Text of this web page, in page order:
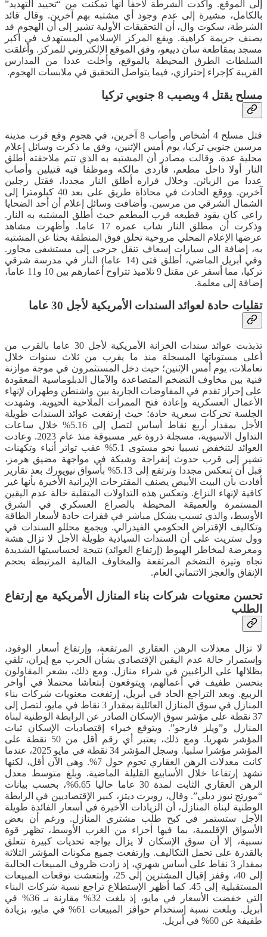
إلى الموقع. وأكدت الشرطة لاحقا أنها تمكنت من “تحييد التهديد”
بالكامل، مشيرة إلى عدم وجود أي مشتبه بهم آخرين. وقال قائد
الشرطة، سكوت وال، أن التحقيقات الأولية تشير إلى أن الهجوم قد
يصنف جريمة كراهية. ويقع المركز الإسلامي المستهدف في أكبر
مسجد بمقاطعة سان دييغو، وفق الموقع الإلكتروني للمركز. وأغلقت
السلطات الطرق المحيطة بالموقع، وأخلت عددا من المدارس
القريبة كإجراء إحترازي، فيما يتواصل التحقيق في ملابسات الهجوم.
مسلح يقتل 4 ويصيب 8 جنوبي تركيا
قتل مسلح 4 أشخاص وأصاب 8 آخرين، في هجوم وقع قرب مدينة
مرسين جنوبي تركيا، يوم أمس الإثنين، وفق ما ذكرت وسائل إعلام
محلية عدة. وقالت مصادر أن المشتبه به الذي تتم ملاحقته أطلق
النار أولا داخل مطعم، فأردى مالكه وموظفا فيه قتيلين وأصاب
عددا من الزبائن. وخلال فراره أطلق النار مجددا، فقتل رجلين
آخرين. ووقع الحادث في محاذاة طريق على بعد 40 كيلومترا إلى
الشمال الشرقي من مرسين. وأضافت وسائل إعلام أن أحد الضحايا
راعي كان يقود قطيعه قرب المطعم حيث أطلق المشتبه به النار.
وذكرت أن مطلق النار شاب عمره 17 عاما. وأظهرت مشاهد
عرضها الإعلام المحلي مروحية تحلق فوق المنطقة بحثا عن المشتبه
به، إضافة الى سيارات إسعاف تنقل جرحى إلى مستشفى مجاور.
وفي أبريل الماضي، أطلق فتى (14 عاما) النار في مدرسة شرقي
تركيا، مما أسفر عن مقتل 9 تلاميذ تتراوح أعمارهم بين 10 و11 عاما،
إضافة إلى معلمة.
تقلبات حادة لعوائد السندات الأمريكية لأجل 30 عاما
تذبذبت عوائد سندات الخزانة الأمريكية لأجل 30 عاما بالقرب من
أعلى مستوياتها المسجلة منذ ما يقرب من ثلاث سنوات خلال
تعاملات، يوم أمس الإثنين؛ حيث دخل المستثمرون في موجة موازنة
فنية بين مخاوف التضخم المتصاعدة والآمال الدبلوماسية المعقودة
على إحراز تقدم في المفاوضات الجارية بين واشنطن وطهران لإنهاء
الأعمال العسكرية وإعادة فتح الممرات الملاحية الحيوية. وشهدت
الجلسة تحركات سعرية حادة؛ حيث إرتفعت عوائد السندات طويلة
الأجل بمقدار أربع نقاط أساس لتصل إلى 5.16% خلال ساعات
التداول الآسيوية، مسجلة ذروة غير مسبوقة منذ عام 2023. وعادت
العوائد لتنخفض نسبيا نحو مستوى 5.1% عقب تواتر أنباء وتكهنات
تشير إلى قرب حدوث إنفراجة وشيكة في مواجهة مضيق هرمز،
قبل أن تنعكس مجددا وترتفع إلى 5.13% بأسواق نيويورك بعد تقارير
أفادت بأن البيت الأبيض يصنف المقترحات الإيرانية الأخيرة بأنها غير
كافية لإنهاء النزاع. وتعكس هذه التداولات المتقلبة حالة عدم اليقين
المستمرة والعميقة المحيطة بالصراع العسكري في الشرق
الأوسط، والذي تسبب بشكل مباشر في قفزات حادة لأسعار الطاقة
وتكاليف الإقتراض الحكومي الفيدرالي. ويجمع محللو السندات في
وول ستريت على أن السندات السيادية طويلة الأجل لا تزال هشة
ومعرضة لمخاطر الهبوط (إرتفاع العوائد) نتيجة لحساسيتها الشديدة
تجاه وتيرة التضخم المرتفعة والمخاوف المالية المرتبطة بحجم
الإنفاق والعجز الائتماني العام.
تحسن معنويات شركات بناء المنازل الأمريكية مع إرتفاع
الطلب
لا تزال معدلات الرهن العقاري المرتفعة، وإرتفاع أسعار الوقود،
وإستمرار حالة عدم اليقين الإقتصادي بشأن الحرب مع إيران، تلقي
بظلالها على الراغبين في شراء منازل. ومع ذلك، يشعر المقاولون
بتحسن طفيف في أعمالهم، ويتوقعون إنتعاشا محتملا في أواخر
الربيع. وبعد التراجع الحاد في أبريل، إرتفعت معنويات شركات بناء
المنازل في سوق المنازل العائلية بمقدار 3 نقاط في مايو، لتصل إلى
37 نقطة على مؤشر سوق الإسكان الصادر عن الرابطة الوطنية لبناة
المنازل و”ويلز فارجو”. ويتوقع خبراء إقتصاديات الإسكان ثبات
المؤشر شهريا. ومع ذلك، يعتبر أي رقم أقل من 50 نقطة على
المؤشر مؤشرا سلبيا. وسجل المؤشر 34 نقطة في مايو 2025، عندما
كانت معدلات الرهن العقاري تحوم حول 7%. وهي الآن أقل، لكنها
تشهد إرتفاعا خلال الأسابيع القليلة الماضية. وبلغ متوسط ​​معدل
الرهن العقاري الثابت لمدة 30 عاما حاليا 6.65%، بحسب بيانات
“مورتج نيوز ديلي”. وقال، روبرت ديتز، كبير الإقتصاديين في الرابطة
الوطنية لبناة المنازل، أن الزيادات الأخيرة في أسعار الفائدة طويلة
الأجل ستستمر في كبح طلب مشتري المنازل. ورغم أن بعض
الأسواق الإقليمية، بما فيها أجزاء من الغرب الأوسط، تظهر قوة
نسبية، إلا أن سوق الإسكان لا يزال يواجه تحديات كبيرة تتعلق
بالقدرة على تحمل التكاليف. وإرتفعت جميع مكونات المؤشر الثلاثة
بمقدار 3 نقاط على أساس شهري، إذ زادت ظروف المبيعات الحالية
إلى 40، وقفز إقبال المشترين إلى 25، وإنتعشت توقعات المبيعات
المستقبلية إلى 45. كما أظهر الإستطلاع تراجع نسبة شركات البناء
التي خفضت الأسعار في مايو، إذ بلغت 32% مقارنة بـ 36% في
أبريل. وبلغت نسبة إستخدام حوافز المبيعات 61% في مايو، بزيادة
طفيفة عن 60% في أبريل.